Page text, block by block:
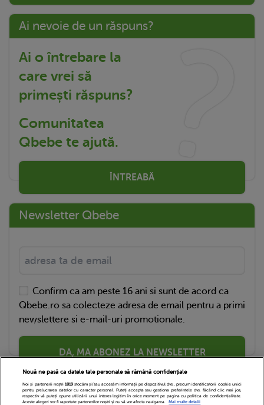
Ai nevoie de un răspuns?
Ai o întrebare la
care vrei să
primești răspuns?
Comunitatea
Qbebe te ajută.
ÎNTREABĂ
Newsletter Qbebe
Confirm ca am peste 16 ani si sunt de acord ca
Qbebe.ro sa colecteze adresa de email pentru a primi
newslettere si e-mail-uri promotionale.
DA, MA ABONEZ LA NEWSLETTER
Nouă ne pasă ca datele tale personale să rămână confidențiale
Noi și partenerii noștri 1019stocăm și/sau accesăm informații pe dispozitivul dvs., precum identificatorii cookie unici
pentru prelucrarea datelor cu caracter personal. Puteți accepta sau gestiona preferințele dvs. făcând clic mai jos,
respectiv vă puteți opune utilizării unui interes legitim în orice moment pe pagina cu politica de confidențialitate.
Aceste alegeri vor fi raportate partenerilor noștri și nu vă vor afecta navigarea.
Mai multe detalii